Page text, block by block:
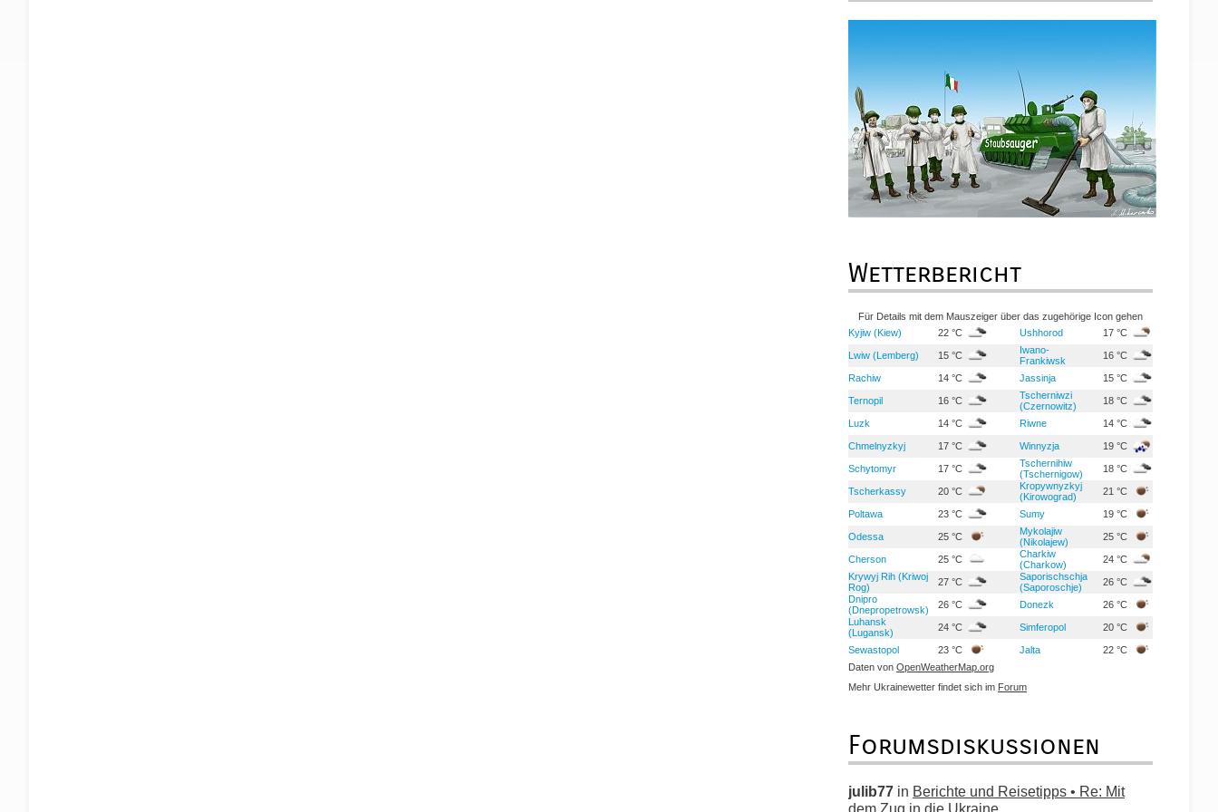
Wetterbericht
Für Details mit dem Mauszeiger über das zugehörige Icon gehen
Kyjiw (Kiew)
22 °C Ushhorod 17 °C
Lwiw (Lemberg) 15 °C
Iwano-
Frankiwsk
16 °C
Rachiw 14 °C Jassinja 15 °C
Ternopil 16 °C
Tscherniwzi
(Czernowitz)
18 °C
Luzk 14 °C Riwne 14 °C
Chmelnyzkyj 17 °C Winnyzja 19 °C
Schytomyr 17 °C
Tschernihiw
(Tschernigow)
18 °C
Tscherkassy 20 °C
Kropywnyzkyj
(Kirowograd)
21 °C
Poltawa 23 °C Sumy 19 °C
Odessa 25 °C
Mykolajiw
(Nikolajew)
25 °C
Cherson 25 °C
Charkiw
(Charkow)
24 °C
Krywyj Rih (Kriwoj
Rog)
27 °C
Saporischschja
(Saporoschje)
26 °C
Dnipro
(Dnepropetrowsk)
26 °C Donezk
26 °C
Luhansk
(Lugansk)
24 °C Simferopol 20 °C
Sewastopol 23 °C Jalta
22 °C
Daten von OpenWeatherMap.org
Mehr Ukrainewetter findet sich im Forum
Forumsdiskussionen
julib77 in Berichte und Reisetipps • Re: Mit
dem Zug in die Ukraine